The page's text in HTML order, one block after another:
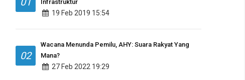
Infrastruktur
19 Feb 2019 15:54
02
Wacana Menunda Pemilu, AHY: Suara Rakyat Yang
Mana?
27 Feb 2022 19:29